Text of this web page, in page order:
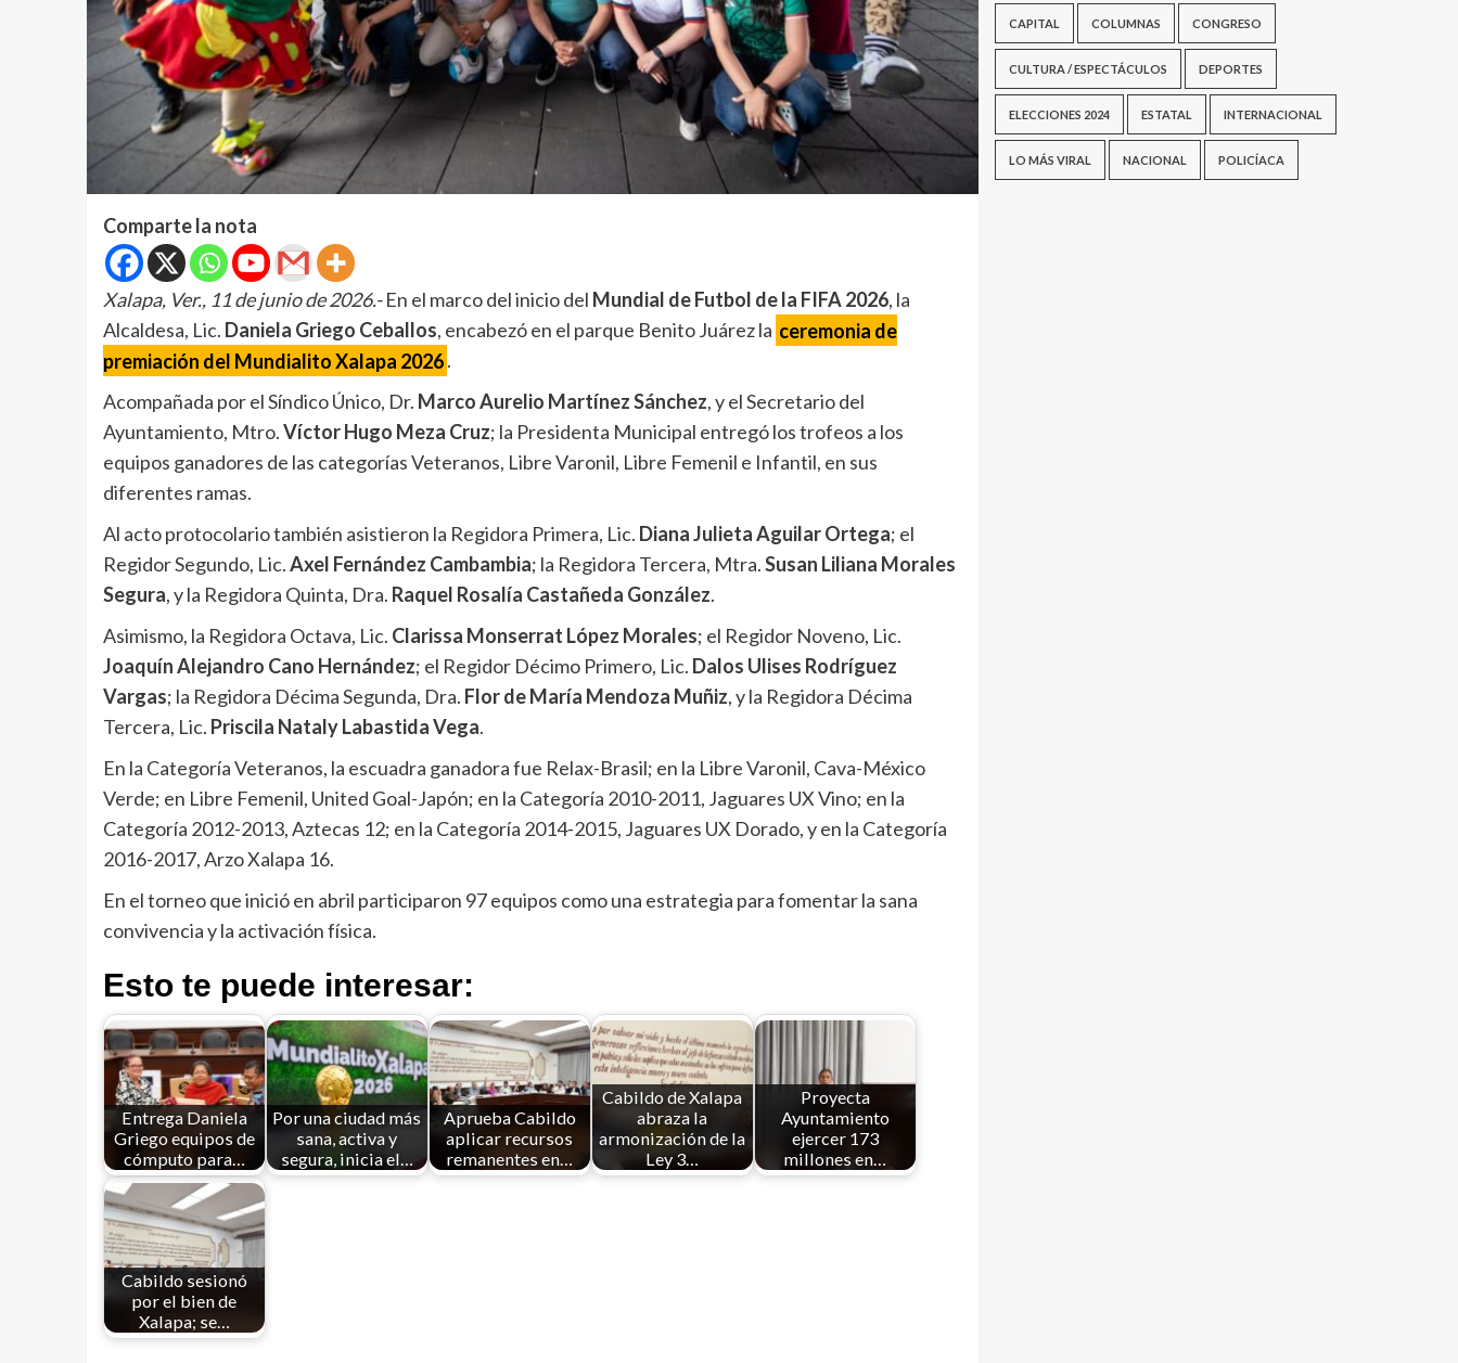
Comparte la nota
Xalapa, Ver., 11 de junio de 2026.-En el marco del inicio del Mundial de Futbol de la FIFA 2026, la
Alcaldesa, Lic. Daniela Griego Ceballos, encabezó en el parque Benito Juárez la ceremonia de
premiación del Mundialito Xalapa 2026 .
Acompañada por el Síndico Único, Dr. Marco Aurelio Martínez Sánchez, y el Secretario del
Ayuntamiento, Mtro.Víctor Hugo Meza Cruz; la Presidenta Municipal entregó los trofeos a los
equipos ganadores de las categorías Veteranos, Libre Varonil, Libre Femenil e Infantil, en sus
diferentes ramas.
Al acto protocolario también asistieron la Regidora Primera, Lic. Diana Julieta Aguilar Ortega; el
Regidor Segundo, Lic.Axel Fernández Cambambia; la Regidora Tercera, Mtra.Susan Liliana Morales
Segura, y la Regidora Quinta, Dra. Raquel Rosalía Castañeda González.
Asimismo, la Regidora Octava, Lic. Clarissa Monserrat López Morales; el Regidor Noveno, Lic.
Joaquín Alejandro Cano Hernández; el Regidor Décimo Primero, Lic. Dalos Ulises Rodríguez
Vargas; la Regidora Décima Segunda, Dra. Flor de María Mendoza Muñiz, y la Regidora Décima
Tercera, Lic. Priscila Nataly Labastida Vega.
En la Categoría Veteranos, la escuadra ganadora fue Relax-Brasil; en la Libre Varonil, Cava-México
Verde; en Libre Femenil, United Goal-Japón; en la Categoría 2010-2011, Jaguares UX Vino; en la
Categoría 2012-2013, Aztecas 12; en la Categoría 2014-2015, Jaguares UX Dorado, y en la Categoría
2016-2017, Arzo Xalapa 16.
En el torneo que inició en abril participaron 97 equipos como una estrategia para fomentar la sana
convivencia y la activación física.
Esto te puede interesar:
Entrega Daniela
Griego equipos de
cómputo para…
Por una ciudad más
sana, activa y
segura, inicia el…
Aprueba Cabildo
aplicar recursos
remanentes en…
Cabildo de Xalapa
abraza la
armonización de la
Ley 3…
Proyecta
Ayuntamiento
ejercer 173
millones en…
Cabildo sesionó
por el bien de
Xalapa; se…
CAPITAL COLUMNAS CONGRESO
CULTURA / ESPECTÁCULOS DEPORTES
ELECCIONES 2024 ESTATAL INTERNACIONAL
LO MÁS VIRAL NACIONAL POLICÍACA